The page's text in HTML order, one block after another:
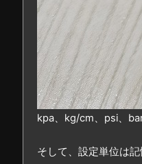
kpa、kg/cm、psi、bar
そして、設定単位は記